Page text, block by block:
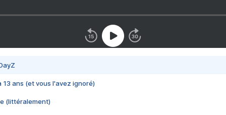
13 ans (et vous l'avez ignoré)
(littéralement)